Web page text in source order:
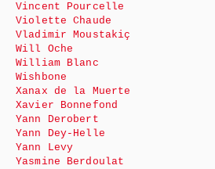
Vincent Pourcelle
Violette Chaude
Vladimir Moustakiç
Will Oche
William Blanc
Wishbone
Xanax de la Muerte
Xavier Bonnefond
Yann Derobert
Yann Dey-Helle
Yann Levy
Yasmine Berdoulat